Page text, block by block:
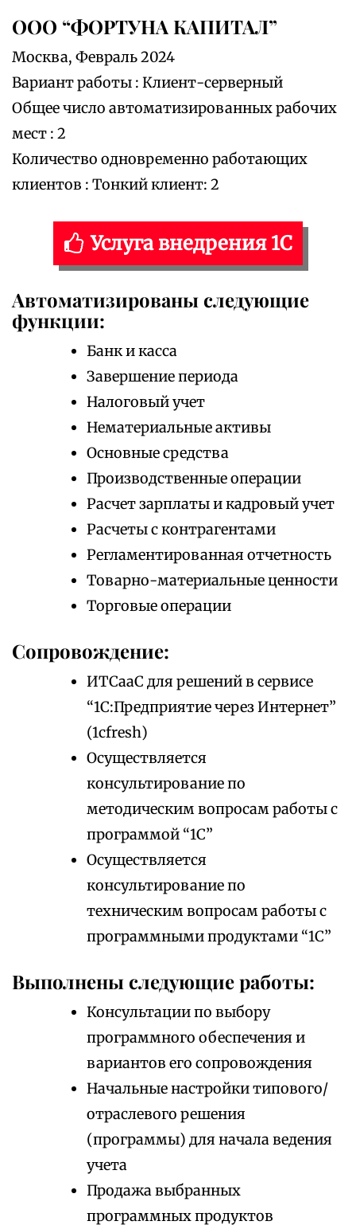
ООО “ФОРТУНА КАПИТАЛ”
Москва, Февраль 2024
Вариант работы : Клиент-серверный
Общее число автоматизированных рабочих
мест : 2
Количество одновременно работающих
клиентов : Тонкий клиент: 2
Услуга внедрения 1С
Автоматизированы следующие
функции:
Банк и касса
Завершение периода
Налоговый учет
Нематериальные активы
Основные средства
Производственные операции
Расчет зарплаты и кадровый учет
Расчеты с контрагентами
Регламентированная отчетность
Товарно-материальные ценности
Торговые операции
Сопровождение:
ИТСааС для решений в сервисе
“1С:Предприятие через Интернет”
(1cfresh)
Осуществляется
консультирование по
методическим вопросам работы с
программой “1С”
Осуществляется
консультирование по
техническим вопросам работы с
программными продуктами “1С”
Выполнены следующие работы:
Консультации по выбору
программного обеспечения и
вариантов его сопровождения
Начальные настройки типового/
отраслевого решения
(программы) для начала ведения
учета
Продажа выбранных
программных продуктов